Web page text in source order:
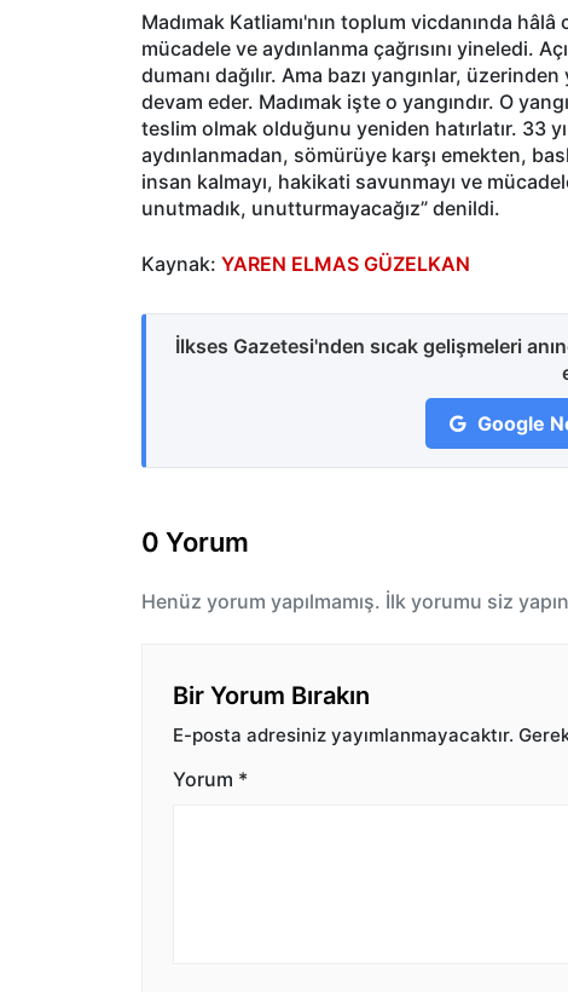
Madımak Katliamı'nın toplum vicdanında
mücadele ve aydınlanma çağrısını yineledi.
dumanı dağılır. Ama bazı yangınlar,
devam eder. Madımak işte o yangındır. O
teslim olmak olduğunu yeniden hatırlatır. 33
aydınlanmadan, sömürüye karşı emekten,
insan kalmayı, hakikati savunmayı ve
unutmadık, unutturmayacağız” denildi.
Kaynak: YAREN ELMAS GÜZELKAN
İlkses Gazetesi'nden sıcak gelişmeleri
Google
0 Yorum
Henüz yorum yapılmamış. İlk yorumu siz
Bir Yorum Bırakın
E-posta adresiniz yayımlanmayacaktır.
Yorum *